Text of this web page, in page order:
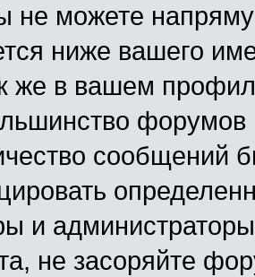
не можете
ниже вашего
же в вашем
форумов
сообщений
и
не засоряйте